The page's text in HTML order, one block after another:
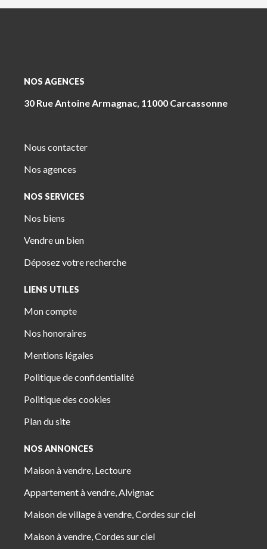
NOS AGENCES
30 Rue Antoine Armagnac, 11000 Carcassonne
Nous contacter
Nos agences
NOS SERVICES
Nos biens
Vendre un bien
Déposez votre recherche
LIENS UTILES
Mon compte
Nos honoraires
Mentions légales
Politique de confidentialité
Politique des cookies
Plan du site
NOS ANNONCES
Maison à vendre, Lectoure
Appartement à vendre, Alvignac
Maison de village à vendre, Cordes sur ciel
Maison à vendre, Cordes sur ciel